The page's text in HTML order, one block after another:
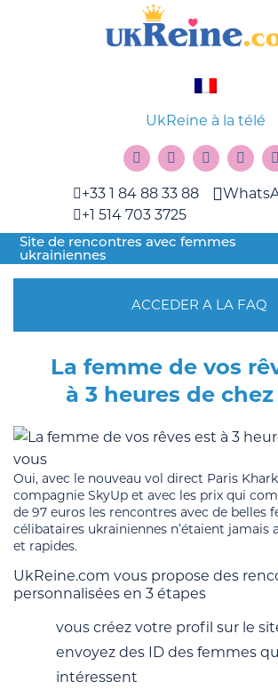
UkReine à la télé
+33 1 84 88 33 88
+1 514 703 3725
Site de rencontres avec femmes
ukrainiennes
ACCEDER A LA FAQ
La femme de vos
à 3 heures de
Oui, avec le nouveau vol direct Paris
compagnie SkyUp et avec les prix qui
de 97 euros les rencontres avec de belles
célibataires ukrainiennes n’étaient jamais
et rapides.
UkReine.com vous propose des
personnalisées en 3 étapes
vous créez votre profil sur le
envoyez des ID des femmes
intéressent